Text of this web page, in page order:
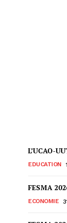
L’UCAO-
EDUCATION
FESMA
ECONOMIE